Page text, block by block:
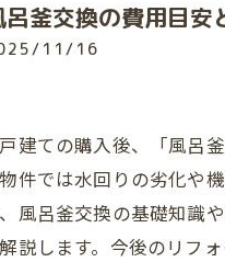
呂釜交換の費用目安
11/16
建ての購入後、「風呂
件では水回りの劣化や
風呂釜交換の基礎知識
説します。今後のリフ